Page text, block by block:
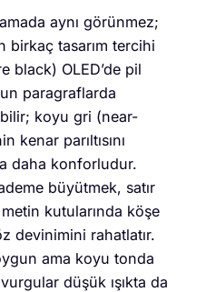
aynı görünmez;
birkaç tasarım tercihi
black) OLED’de pil
paragraflarda
koyu gri (near-
kenar parıltısını
daha konforludur.
büyütmek, satır
kutularında köşe
devinimini rahatlatır.
ama koyu tonda
düşük ışıkta da